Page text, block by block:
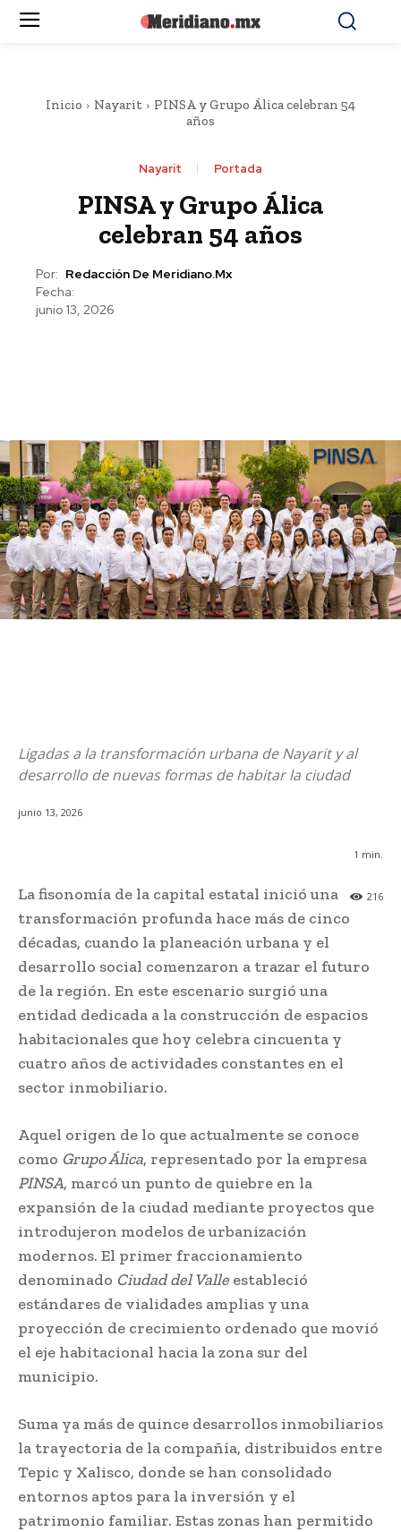
Inicio Nayarit
PINSA y Grupo Álica celebran 54
años
Nayarit Portada
PINSA y Grupo Álica
celebran 54 años
Por: Redacción De Meridiano.mx
Fecha:
junio 13, 2026
Ligadas a la transformación urbana de Nayarit y al
desarrollo de nuevas formas de habitar la ciudad
junio 13, 2026
1 min.
216
La fisonomía de la capital estatal inició una
transformación profunda hace más de cinco
décadas, cuando la planeación urbana y el
desarrollo social comenzaron a trazar el futuro
de la región. En este escenario surgió una
entidad dedicada a la construcción de espacios
habitacionales que hoy celebra cincuenta y
cuatro años de actividades constantes en el
sector inmobiliario.
Aquel origen de lo que actualmente se conoce
como Grupo Álica, representado por la empresa
PINSA, marcó un punto de quiebre en la
expansión de la ciudad mediante proyectos que
introdujeron modelos de urbanización
modernos. El primer fraccionamiento
denominado Ciudad del Valleestableció
estándares de vialidades amplias y una
proyección de crecimiento ordenado que movió
el eje habitacional hacia la zona sur del
municipio.
Suma ya más de quince desarrollos inmobiliarios
la trayectoria de la compañía, distribuidos entre
Tepic y Xalisco, donde se han consolidado
entornos aptos para la inversión y el
patrimonio familiar. Estas zonas han permitido